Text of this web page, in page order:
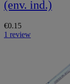
(env. ind.)
€0.15
1 review